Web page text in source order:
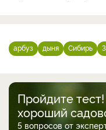
арбуз дыня Сибирь
Пройдите
хороший
5 вопросов от